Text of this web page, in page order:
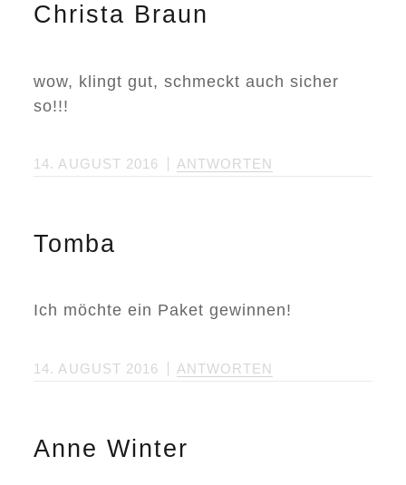
Christa Braun
wow, klingt gut, schmeckt auch sicher
so!!!
14. AUGUST 2016 ANTWORTEN
Tomba
Ich möchte ein Paket gewinnen!
14. AUGUST 2016 ANTWORTEN
Anne Winter